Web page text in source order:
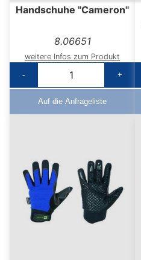
Handschuhe "Cameron"
8.06651
weitere Infos zum Produkt
-
+
Auf die Anfrageliste